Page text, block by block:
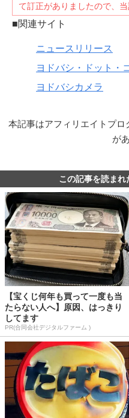
て訂正がありましたので、
■関連サイト
ニュースリリース
ヨドバシ・ドット・
ヨドバシカメラ
本記事はアフィリエイトプ
が
この記事を読まれ
【宝くじ何年も買って一度も当
たらない人へ】原因、はっきり
してます
PR(合同会社デジタルファーム )